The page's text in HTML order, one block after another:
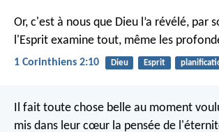
Or, c'est à nous que Dieu l’a révélé, par
l'Esprit examine tout, même les
1 Corinthiens 2:10 Dieu Esprit
Il fait toute chose belle au moment
mis dans leur cœur la pensée de